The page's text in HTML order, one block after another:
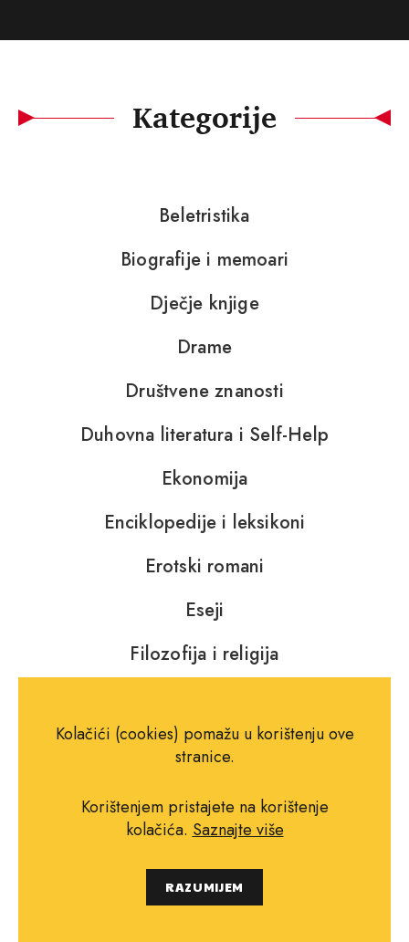
Kategorije
Beletristika
Biografije i memoari
Dječje knjige
Drame
Društvene znanosti
Duhovna literatura i Self-Help
Ekonomija
Enciklopedije i leksikoni
Erotski romani
Eseji
Filozofija i religija
Glazba, kazalište i film
Jezik, rječnici i gramatike
Književna teorija i kritika
Kolačići (cookies) pomažu u korištenju ove
stranice.
Korištenjem pristajete na korištenje
kolačića. Saznajte više
RAZUMIJEM